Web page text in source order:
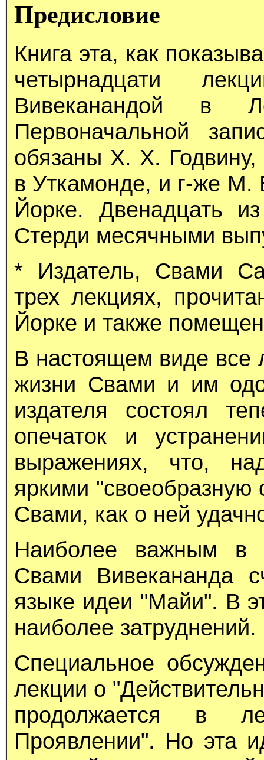
Предисловие
Книга эта, как
четырнадцати
Вивеканандой в
Первоначальной
обязаны X. X.
в Уткамонде, и г-же
Йорке. Двенадцать
Стерди месячными
* Издатель, Свами
трех лекциях,
Йорке и также
В настоящем виде все
жизни Свами и им
издателя состоял
опечаток и
выражениях, что,
яркими "своеобразную
Свами, как о ней
Наиболее важным в
Свами Вивекананда
языке идеи "Майи". В
наиболее затруднений.
Специальное
лекции о
продолжается в
Проявлении". Но эта